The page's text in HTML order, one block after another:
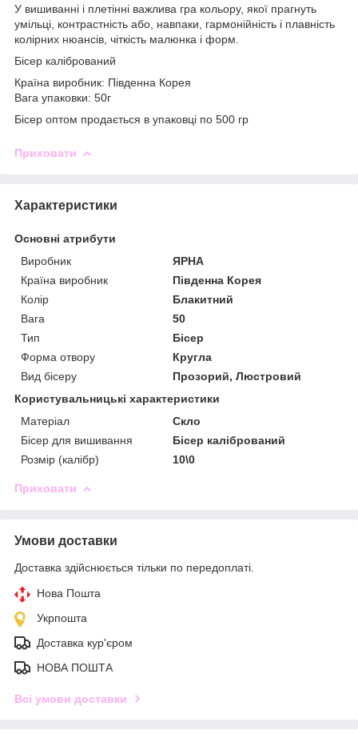
У вишиванні і плетінні важлива гра кольору, якої прагнуть
умільці, контрастність або, навпаки, гармонійність і плавність
колірних нюансів, чіткість малюнка і форм.
Бісер калібрований
Країна виробник: Південна Коpея
Вага упаковки: 50г
Бісер оптом продається в упаковці по 500 гр
Приховати
Характеристики
Основні атрибути
Виробник
ЯРНА
Країна виробник
Південна Корея
Колір
Блакитний
Вага
50
Тип
Бісер
Форма отвору
Кругла
Вид бісеру
Прозорий, Люстровий
Користувальницькі характеристики
Матеріал
Скло
Бісер для вишивання
Бісер калібрований
Розмір (калібр)
10\0
Приховати
Умови доставки
Доставка здійснюється тільки по передоплаті.
Нова Пошта
Укрпошта
Доставка кур'єром
НОВА ПОШТА
Всі умови доставки